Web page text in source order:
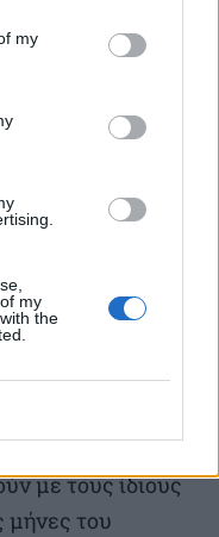
my
my
the
δήμαρχος του
σύμφωνα με τα
υπάρχει αύξηση
χρόνου,
όπως όλα
με τους ίδιους
μήνες του